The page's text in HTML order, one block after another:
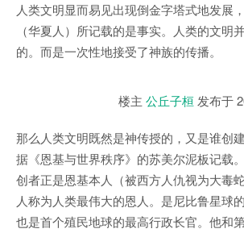
人类文明显而易见出现倒金字塔式地发展
（华夏人）所记载的是事实。人类的文明
的。而是一次性地接受了神族的传播。
楼主 公丘子桓 发布于
那么人类文明既然是神传授的，又是谁创
据《恩基与世界秩序》的苏美尔泥板记载
创者正是恩基本人（被西方人仇视为大毒
人称为人类最伟大的恩人。是尼比鲁星球
也是首个殖民地球的最高行政长官。他和